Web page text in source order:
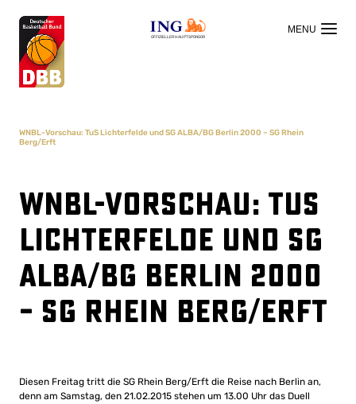
OFFIZIELLER HAUPTSPONSOR
WNBL-Vorschau: TuS Lichterfelde und SG ALBA/BG Berlin 2000 – SG Rhein
Berg/Erft
WNBL-Vorschau: TuS
Lichterfelde und SG
ALBA/BG Berlin 2000
– SG Rhein Berg/Erft
Diesen Freitag tritt die SG Rhein Berg/Erft die Reise nach Berlin an,
denn am Samstag, den 21.02.2015 stehen um 13.00 Uhr das Duell